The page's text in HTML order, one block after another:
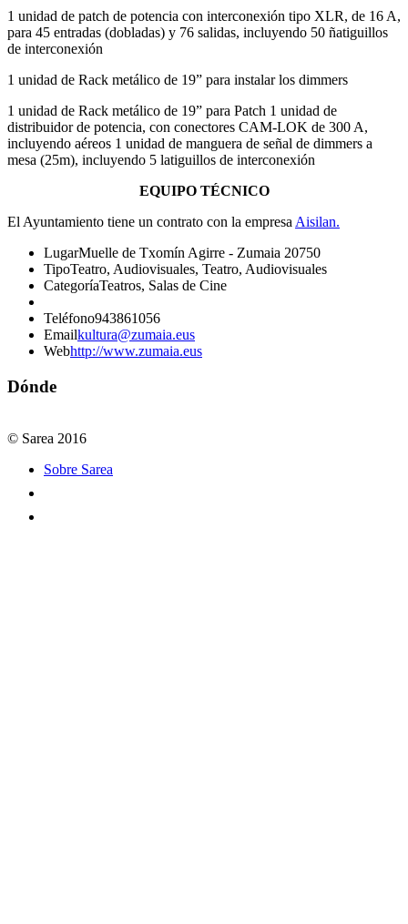
1 unidad de patch de potencia con interconexión tipo XLR, de 16 A,
para 45 entradas (dobladas) y 76 salidas, incluyendo 50 ñatiguillos
de interconexión
1 unidad de Rack metálico de 19” para instalar los dimmers
1 unidad de Rack metálico de 19” para Patch 1 unidad de
distribuidor de potencia, con conectores CAM-LOK de 300 A,
incluyendo aéreos 1 unidad de manguera de señal de dimmers a
mesa (25m), incluyendo 5 latiguillos de interconexión
EQUIPO TÉCNICO
El Ayuntamiento tiene un contrato con la empresa Aisilan.
LugarMuelle de Txomín Agirre - Zumaia 20750
TipoTeatro, Audiovisuales, Teatro, Audiovisuales
CategoríaTeatros, Salas de Cine
Teléfono943861056
Emailkultura@zumaia.eus
Webhttp://www.zumaia.eus
Dónde
© Sarea 2016
Sobre Sarea